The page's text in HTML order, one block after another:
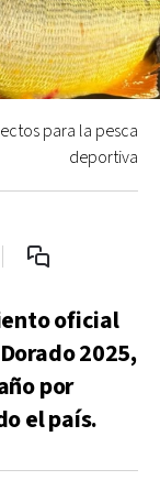
para la pesca
deportiva
oficial
2025,
por
el país.